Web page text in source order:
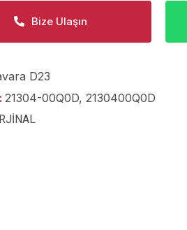
Bize Ulaşın
D23
21304-00Q0D, 2130400Q0D